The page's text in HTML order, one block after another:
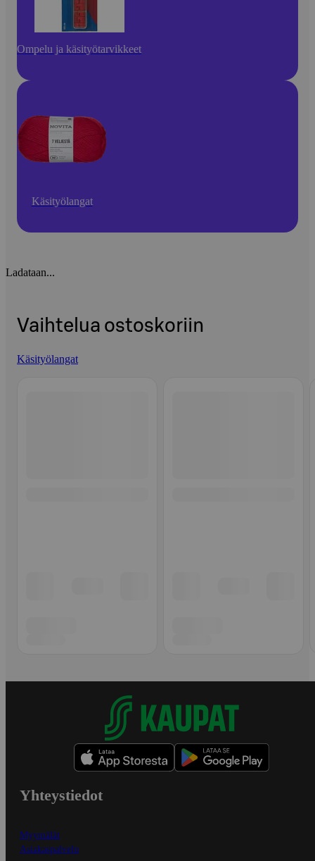
Ompelu ja käsityötarvikkeet
Käsityölangat
Ladataan...
Vaihtelua ostoskoriin
Käsityölangat
Yhteystiedot
Myymälät
Asiakaspalvelu